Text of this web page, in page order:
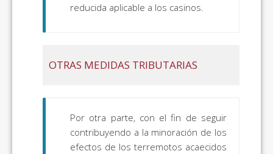
reducida aplicable a los casinos.
OTRAS MEDIDAS TRIBUTARIAS
Por otra parte, con el fin de seguir
contribuyendo a la minoración de los
efectos de los terremotos acaecidos